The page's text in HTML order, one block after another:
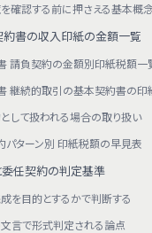
確認する前に押さえる基本概
約書の収入印紙の金額一覧
請負契約の金額別印紙税額一
継続的取引の基本契約書の印
して扱われる場合の取り扱い
パターン別 印紙税額の早見表
任契約の判定基準
を目的とするかで判断する
言で形式判定される論点